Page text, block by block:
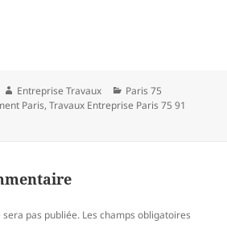
Auteur
Entreprise Travaux Catégories
Paris 75
Paris,Travaux Entreprise Paris 75 91
pas publiée. Les champs obligatoires